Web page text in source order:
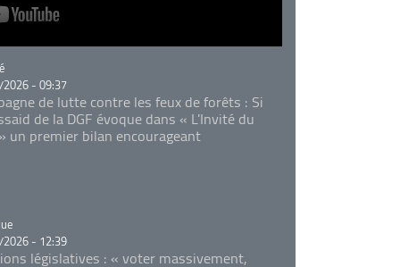
- 09:37
de lutte contre les feux de forêts : Si
de la DGF évoque dans « L'Invité du
un premier bilan encourageant
- 12:39
législatives : « voter massivement,